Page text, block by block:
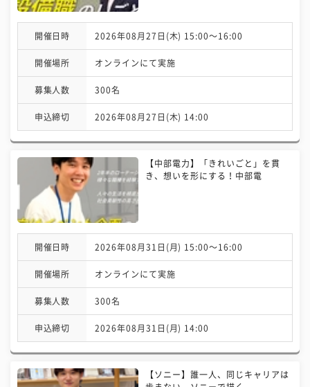
開催日時 2026年08月27日(木) 15:00〜16:00
開催場所 オンラインにて実施
募集人数 300名
申込締切 2026年08月27日(木) 14:00
【中部電力】「きれいごと」を貫
き、想いを形にする！中部電
開催日時 2026年08月31日(月) 15:00〜16:00
開催場所 オンラインにて実施
募集人数 300名
申込締切 2026年08月31日(月) 14:00
【ソニー】誰一人、同じキャリアは